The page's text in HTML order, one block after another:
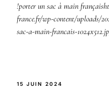
!porter un sac à main
france.fr/wp-content/uploads/
sac-a-main-francais-
15 JUIN 2024